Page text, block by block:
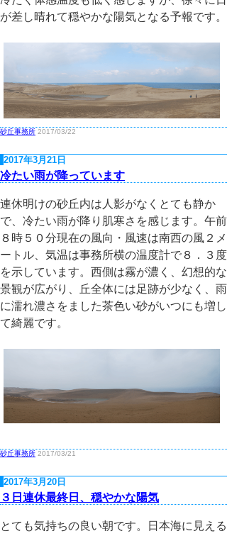
が差し晴れて穏やかな陽気となる予報です。
砂丘事務所 2017/03/22
2017年3月21日
冷たい雨が降っています
連休明けの砂丘内は人影がなくとても静か
で、冷たい雨が降り肌寒さを感じます。午前
８時５０分現在の風向・風速は南西の風２メ
ートル、気温は事務所横の温度計で８．３度
を示しています。西側は霧が濃く、幻想的な
景観が広がり、丘全体には足跡が少なく、雨
に濡れ濃さをました茶色い砂がいつにも増し
て綺麗です。
砂丘事務所 2017/03/21
2017年3月20日
３日連休最終日、穏やかな陽気
とても気持ちの良い朝です。日本海に見える